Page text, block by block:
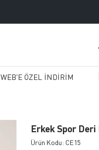
WEB'E ÖZEL İNDİRİM
Erkek Spor Deri
Ürün Kodu: CE15